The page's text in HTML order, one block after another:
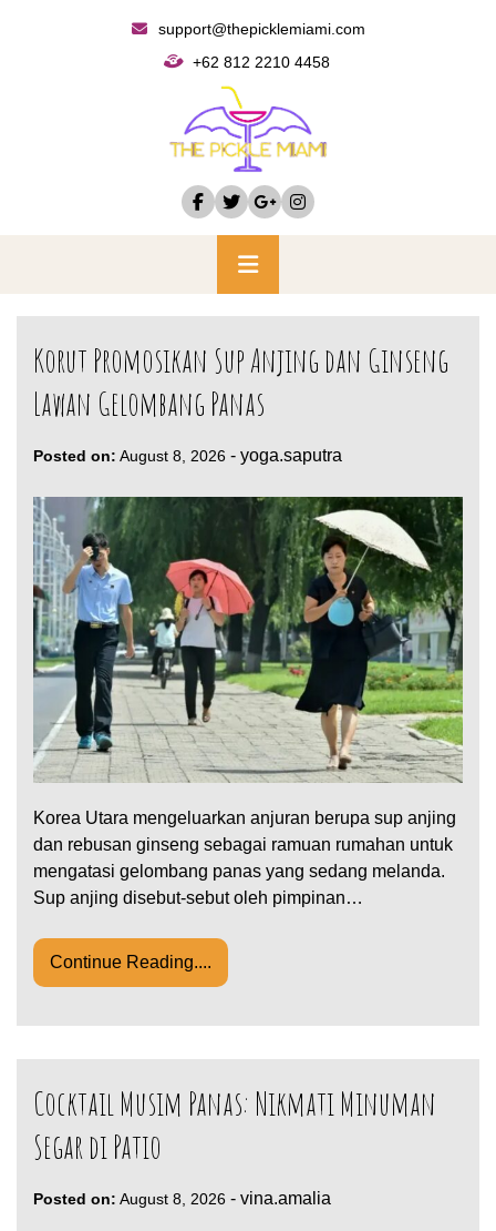
support@thepicklemiami.com
+62 812 2210 4458
Primary
Menu
Korut Promosikan Sup Anjing dan Ginseng
Lawan Gelombang Panas
Posted on: August 8, 2026 - yoga.saputra
Korea Utara mengeluarkan anjuran berupa sup anjing
dan rebusan ginseng sebagai ramuan rumahan untuk
mengatasi gelombang panas yang sedang melanda.
Sup anjing disebut-sebut oleh pimpinan…
Continue Reading....
Cocktail Musim Panas: Nikmati Minuman
Segar di Patio
Posted on: August 8, 2026 - vina.amalia